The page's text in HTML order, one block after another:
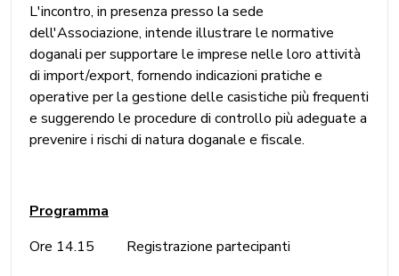
L'incontro, in presenza presso la sede
dell'Associazione, intende illustrare le normative
doganali per supportare le imprese nelle loro attività
di import/export, fornendo indicazioni pratiche e
operative per la gestione delle casistiche più frequenti
e suggerendo le procedure di controllo più adeguate a
prevenire i rischi di natura doganale e fiscale.
Programma
Ore 14.15 Registrazione partecipanti